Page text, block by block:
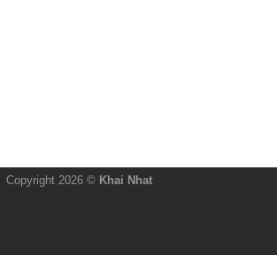
Copyright 2026 © Khai Nhat